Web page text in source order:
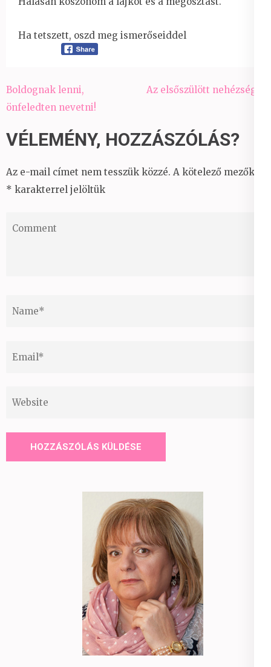
Ha tetszett, oszd meg ismerőseiddel
Bejegyzés
navigáció
Boldognak lenni,
önfeledten nevetni!
Az elsőszülött nehézségei
VÉLEMÉNY, HOZZÁSZÓLÁS?
Az e-mail címet nem tesszük közzé. A kötelező mezőket
* karakterrel jelöltük